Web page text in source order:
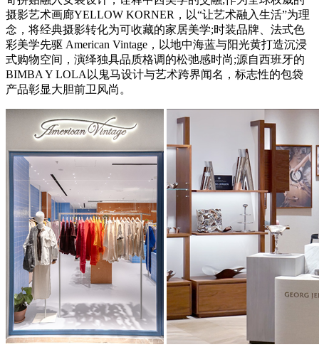
摄影艺术画廊YELLOW KORNER，以“让艺术融入生活”为理
念，将经典摄影转化为可收藏的家居美学;时装品牌、法式色
彩美学先驱 American Vintage，以地中海蓝与阳光黄打造沉浸
式购物空间，演绎独具品质格调的松弛感时尚;源自西班牙的
BIMBA Y LOLA以鬼马设计与艺术跨界闻名，标志性的包袋
产品彰显大胆前卫风尚。